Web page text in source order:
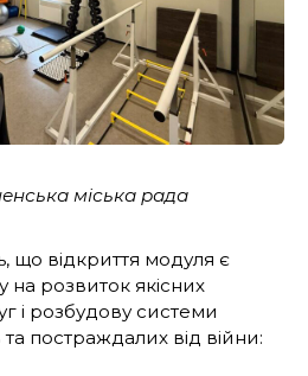
міська рада
що відкриття модуля є
розвиток якісних
і розбудову системи
постраждалих від війни: